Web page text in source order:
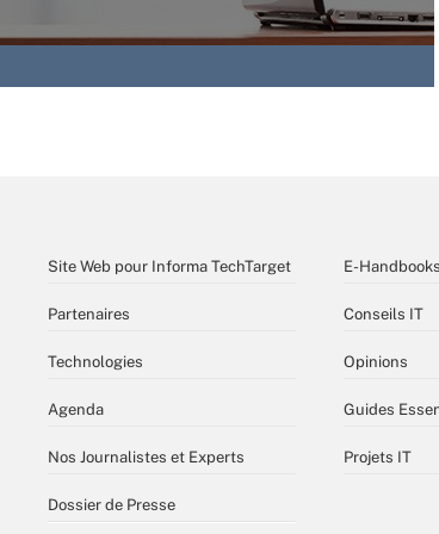
Site Web pour Informa TechTarget
Partenaires
Technologies
Agenda
Nos Journalistes et Experts
Dossier de Presse
E-Handbooks
Conseils IT
Opinions
Guides
Projets IT